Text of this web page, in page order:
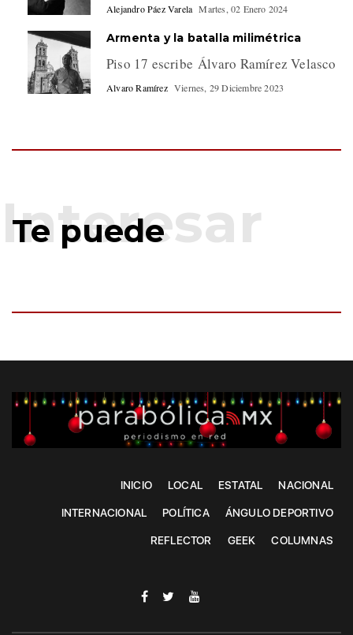
Alejandro Páez Varela Martes, 02 Enero 2024
Armenta y la batalla milimétrica
Piso 17 escribe Álvaro Ramírez Velasco
Alvaro Ramírez Viernes, 29 Diciembre 2023
Te puede
INICIO LOCAL ESTATAL NACIONAL
INTERNACIONAL POLÍTICA ÁNGULO DEPORTIVO
REFLECTOR GEEK COLUMNAS